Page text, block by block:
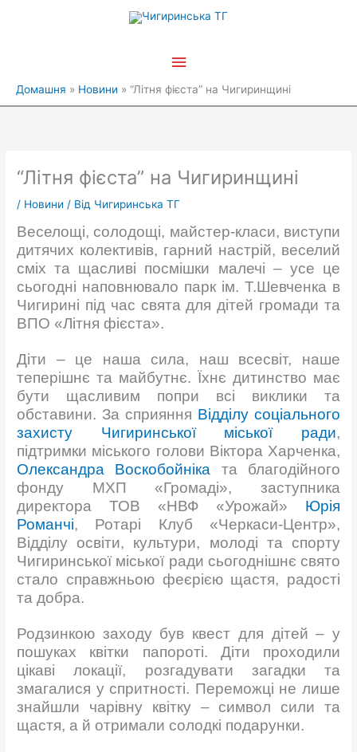
Головне
Домашня Новини “Літня фієста” на Чигиринщині
“Літня фієста” на Чигиринщині
/ Новини / Від Чигиринська ТГ
Веселощі, солодощі, майстер-класи, виступи
дитячих колективів, гарний настрій, веселий
сміх та щасливі посмішки малечі – усе це
сьогодні наповнювало парк ім. Т.Шевченка в
Чигирині під час свята для дітей громади та
ВПО «Літня фієста».
Діти – це наша сила, наш всесвіт, наше
теперішнє та майбутнє. Їхнє дитинство має
бути щасливим попри всі виклики та
обставини. За сприяння Відділу соціального
захисту Чигиринської міської ради,
підтримки міського голови Віктора Харченка,
Олександра Воскобойніка та благодійного
фонду МХП «Громаді», заступника
директора ТОВ «НВФ «Урожай» Юрія
Романчі, Ротарі Клуб «Черкаси-Центр»,
Відділу освіти, культури, молоді та спорту
Чигиринської міської ради сьогоднішнє свято
стало справжньою феєрією щастя, радості
та добра.
Родзинкою заходу був квест для дітей – у
пошуках квітки папороті. Діти проходили
цікаві локації, розгадувати загадки та
змагалися у спритності. Переможці не лише
знайшли чарівну квітку – символ сили та
щастя, а й отримали солодкі подарунки.